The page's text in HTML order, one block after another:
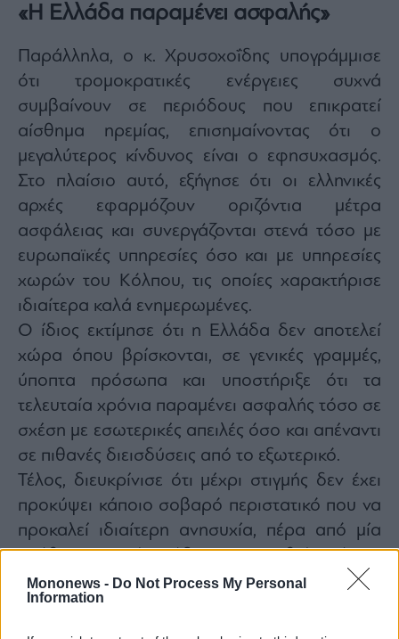
Mononews - Do Not Process My Personal
Information
«Η Ελλάδα παραμένει ασφαλής»
Παράλληλα, ο κ. Χρυσοχοΐδης υπογράμμισε
ότι τρομοκρατικές ενέργειες συχνά
συμβαίνουν σε περιόδους που επικρατεί
αίσθημα ηρεμίας, επισημαίνοντας ότι ο
μεγαλύτερος κίνδυνος είναι ο εφησυχασμός.
Στο πλαίσιο αυτό, εξήγησε ότι οι ελληνικές
αρχές εφαρμόζουν οριζόντια μέτρα
ασφάλειας και συνεργάζονται στενά τόσο με
ευρωπαϊκές υπηρεσίες όσο και με υπηρεσίες
χωρών του Κόλπου, τις οποίες χαρακτήρισε
ιδιαίτερα καλά ενημερωμένες.
Ο ίδιος εκτίμησε ότι η Ελλάδα δεν αποτελεί
χώρα όπου βρίσκονται, σε γενικές γραμμές,
ύποπτα πρόσωπα και υποστήριξε ότι τα
τελευταία χρόνια παραμένει ασφαλής τόσο σε
σχέση με εσωτερικές απειλές όσο και απέναντι
σε πιθανές διεισδύσεις από το εξωτερικό.
Τέλος, διευκρίνισε ότι μέχρι στιγμής δεν έχει
προκύψει κάποιο σοβαρό περιστατικό που να
προκαλεί ιδιαίτερη ανησυχία, πέρα από μία
υπόθεση που έχει ήδη ανακοινωθεί από την
αστυνομία, καλώντας παράλληλα να μην
δημιουργείται κλίμα πανικού στους πολίτες.